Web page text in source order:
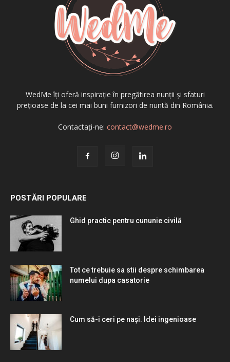
WedMe îți oferă inspirație în pregătirea nunții și sfaturi
prețioase de la cei mai buni furnizori de nuntă din România.
Contactați-ne: contact@wedme.ro
POSTĂRI POPULARE
Ghid practic pentru cununie civilă
Tot ce trebuie sa stii despre schimbarea
numelui dupa casatorie
Cum să-i ceri pe nași. Idei ingenioase